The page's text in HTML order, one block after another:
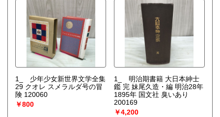
1_ 少年少女新世界文学全集
29 クオレ スメラルダ号の冒
険 120060
￥800
1_ 明治期書籍 大日本紳士
鑑 完 妹尾久造・編 明治28年
1895年 国文社 臭いあり
200169
￥4,200